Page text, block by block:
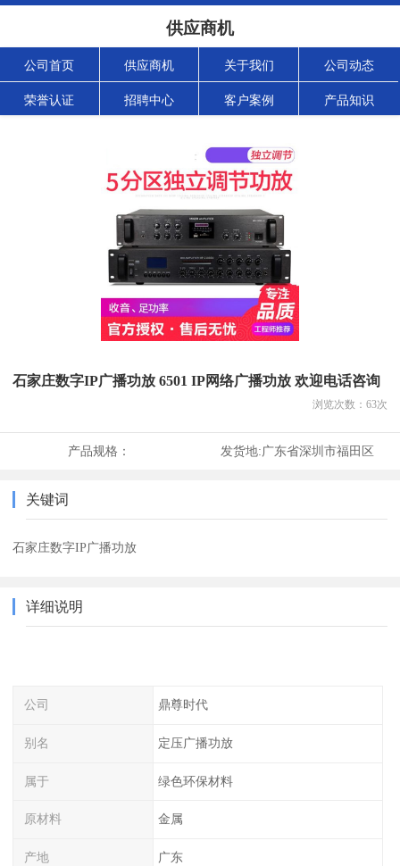
供应商机
公司首页 供应商机 关于我们 公司动态
荣誉认证 招聘中心 客户案例 产品知识
石家庄数字IP广播功放 6501 IP网络广播功放 欢迎电话咨询
浏览次数： 63次
产品规格： 发货地:广东省深圳市福田区
关键词
石家庄数字IP广播功放
详细说明
公司 鼎尊时代
别名 定压广播功放
属于 绿色环保材料
原材料 金属
产地 广东